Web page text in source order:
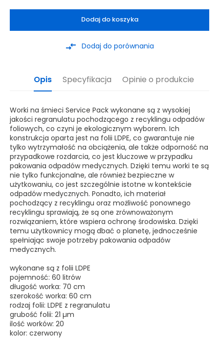
Dodaj do koszyka
compare_arrows Dodaj do porównania
Opis Specyfikacja Opinie o produkcie
Worki na śmieci Service Pack wykonane są z wysokiej
jakości regranulatu pochodzącego z recyklingu odpadów
foliowych, co czyni je ekologicznym wyborem. Ich
konstrukcja oparta jest na folii LDPE, co gwarantuje nie
tylko wytrzymałość na obciążenia, ale także odporność na
przypadkowe rozdarcia, co jest kluczowe w przypadku
pakowania odpadów medycznych. Dzięki temu worki te są
nie tylko funkcjonalne, ale również bezpieczne w
użytkowaniu, co jest szczególnie istotne w kontekście
odpadów medycznych. Ponadto, ich materiał
pochodzący z recyklingu oraz możliwość ponownego
recyklingu sprawiają, że są one zrównoważonym
rozwiązaniem, które wspiera ochronę środowiska. Dzięki
temu użytkownicy mogą dbać o planetę, jednocześnie
spełniając swoje potrzeby pakowania odpadów
medycznych.
wykonane są z folii LDPE
pojemność: 60 litrów
długość worka: 70 cm
szerokość worka: 60 cm
rodzaj folii: LDPE z regranulatu
grubość folii: 21 µm
ilość worków: 20
kolor: czerwony